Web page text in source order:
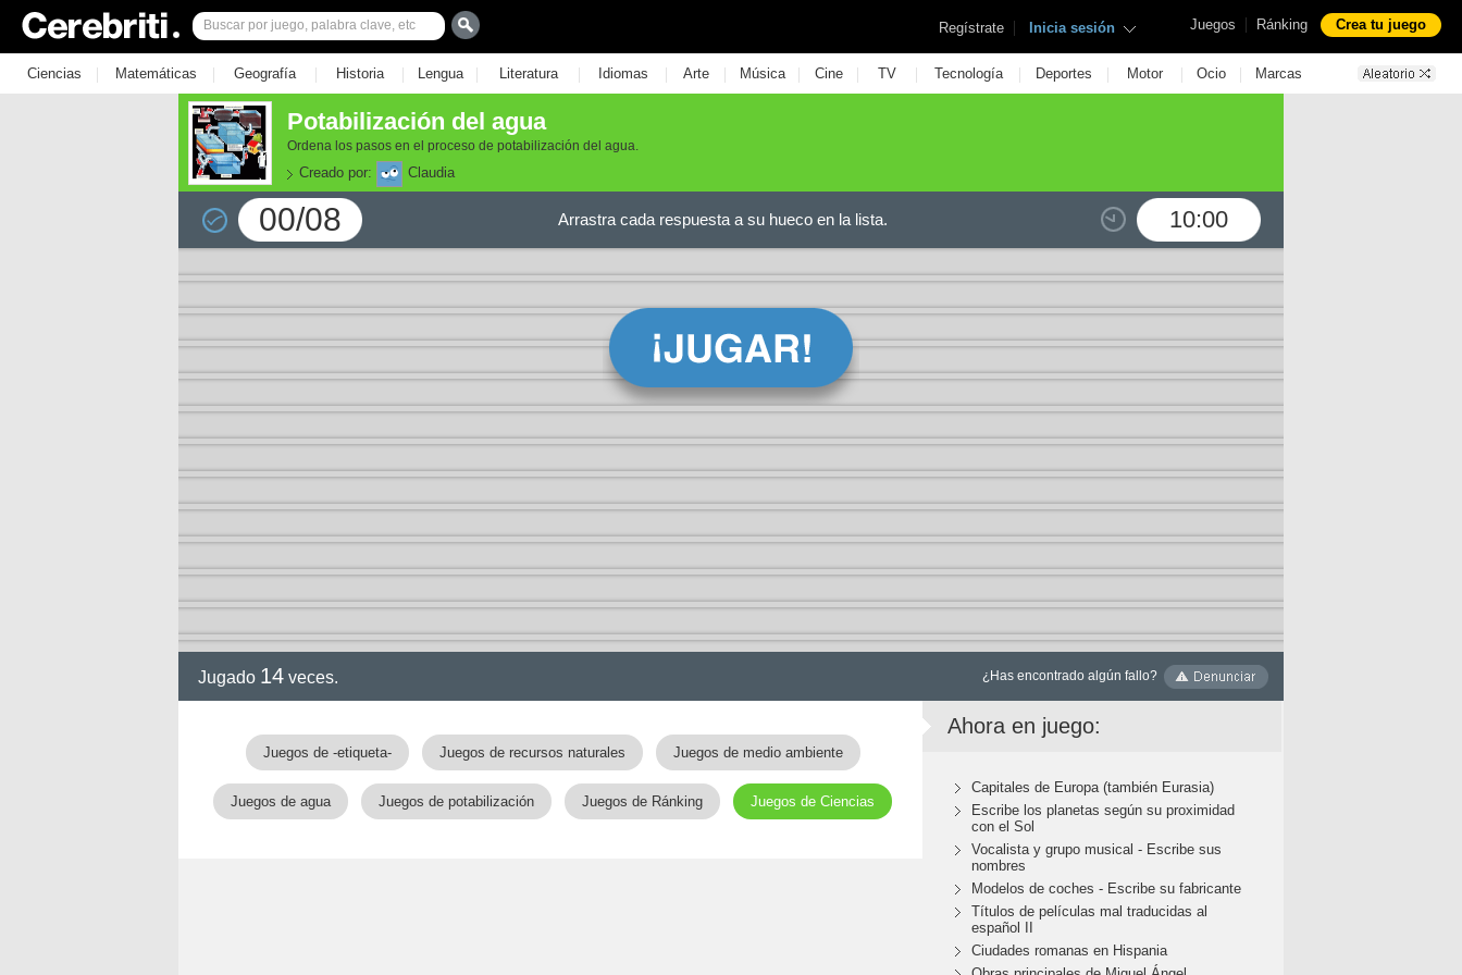
Juegos | Ránking Crea tu juego
Regístrate | Inicia sesión
Ciencias | Matemáticas | Geografía | Historia | Lengua | Literatura | Idiomas | Arte | Música | Cine | TV | Tecnología | Deportes | Motor | Ocio | Marcas
Potabilización del agua
Ordena los pasos en el proceso de potabilización del agua.
Creado por: Claudia
00/08 10:00
Arrastra cada respuesta a su hueco en la lista.
Jugado 14 veces. ¿Has encontrado algún fallo?
Juegos de -etiqueta- Juegos de recursos naturales Juegos de medio ambiente
Juegos de agua Juegos de potabilización Juegos de Ránking Juegos de Ciencias
Ahora en juego:
Capitales de Europa (también Eurasia)
Escribe los planetas según su proximidad
con el Sol
Vocalista y grupo musical - Escribe sus
nombres
Modelos de coches - Escribe su fabricante
Títulos de películas mal traducidas al
español II
Ciudades romanas en Hispania